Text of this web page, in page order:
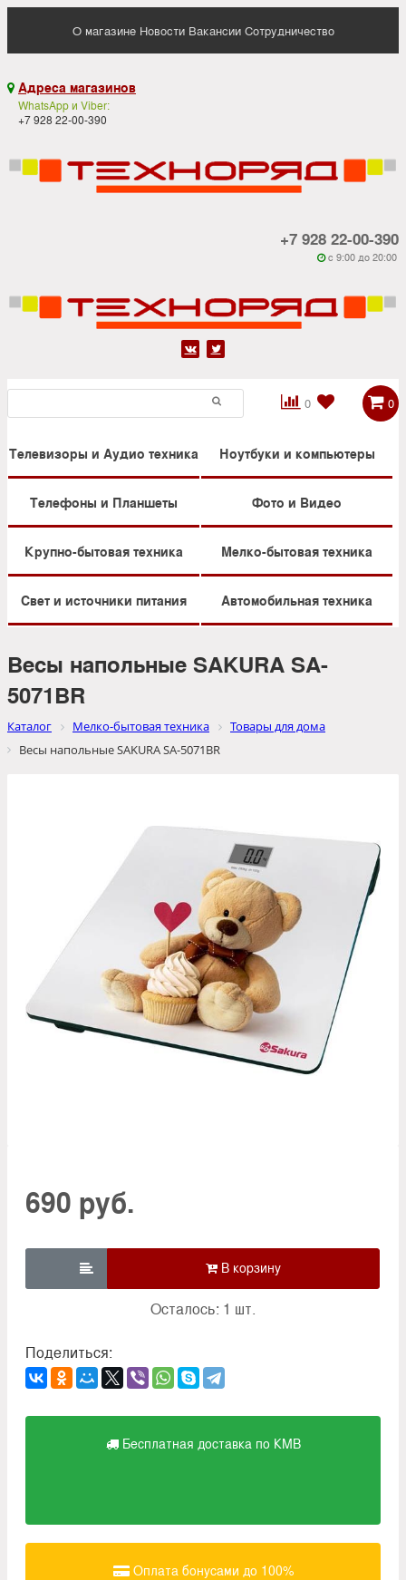
О магазине Новости Вакансии Сотрудничество
 Адреса магазинов
WhatsApp и Viber:
+7 928 22-00-390
+7 928 22-00-390
 c 9:00 до 20:00
 
0

 0
Телевизоры и Аудио техника Ноутбуки и компьютеры
Телефоны и Планшеты Фото и Видео
Крупно-бытовая техника Мелко-бытовая техника
Свет и источники питания Автомобильная техника
Весы напольные SAKURA SA-
5071BR
Каталог Мелко-бытовая техника
Товары для дома
Весы напольные SAKURA SA-5071BR
690 руб.

Осталось: 1 шт.
Поделиться:
Бесплатная доставка по КМВ
Оплата бонусами до 100%